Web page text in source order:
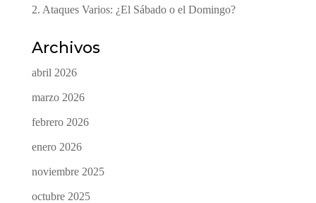
2. Ataques Varios: ¿El Sábado o el Domingo?
Archivos
abril 2026
marzo 2026
febrero 2026
enero 2026
noviembre 2025
octubre 2025